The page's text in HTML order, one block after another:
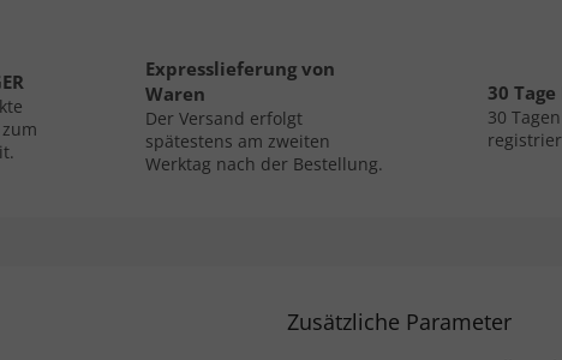
Expresslieferung von
Waren
Der Versand erfolgt
spätestens am zweiten
Werktag nach der Bestellung.
30
30
Zusätzliche Parameter